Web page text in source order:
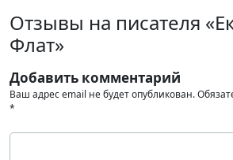
Отзывы на писателя
Флат»
Добавить комментарий
Ваш адрес email не будет опубликован.
*